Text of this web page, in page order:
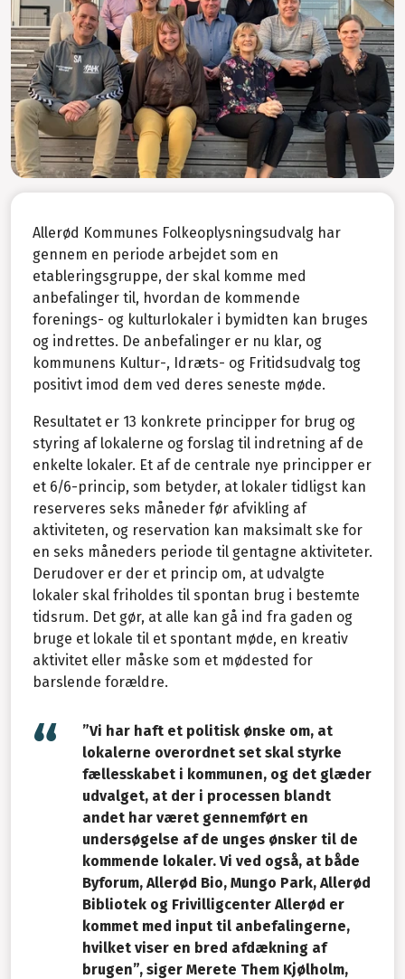
Allerød Kommunes Folkeoplysningsudvalg har
gennem en periode arbejdet som en
etableringsgruppe, der skal komme med
anbefalinger til, hvordan de kommende
forenings- og kulturlokaler i bymidten kan bruges
og indrettes. De anbefalinger er nu klar, og
kommunens Kultur-, Idræts- og Fritidsudvalg tog
positivt imod dem ved deres seneste møde.
Resultatet er 13 konkrete principper for brug og
styring af lokalerne og forslag til indretning af de
enkelte lokaler. Et af de centrale nye principper er
et 6/6-princip, som betyder, at lokaler tidligst kan
reserveres seks måneder før afvikling af
aktiviteten, og reservation kan maksimalt ske for
en seks måneders periode til gentagne aktiviteter.
Derudover er der et princip om, at udvalgte
lokaler skal friholdes til spontan brug i bestemte
tidsrum. Det gør, at alle kan gå ind fra gaden og
bruge et lokale til et spontant møde, en kreativ
aktivitet eller måske som et mødested for
barslende forældre.
”Vi har haft et politisk ønske om, at
lokalerne overordnet set skal styrke
fællesskabet i kommunen, og det glæder
udvalget, at der i processen blandt
andet har været gennemført en
undersøgelse af de unges ønsker til de
kommende lokaler. Vi ved også, at både
Byforum, Allerød Bio, Mungo Park, Allerød
Bibliotek og Frivilligcenter Allerød er
kommet med input til anbefalingerne,
hvilket viser en bred afdækning af
brugen”, siger Merete Them Kjølholm,